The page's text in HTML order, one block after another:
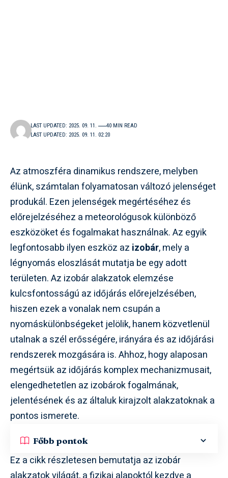
LAST UPDATED: 2025. 09. 11. 02:20
LAST UPDATED: 2025. 09. 11. 40 MIN READ
Az atmoszféra dinamikus rendszere, melyben
élünk, számtalan folyamatosan változó jelenséget
produkál. Ezen jelenségek megértéséhez és
előrejelzéséhez a meteorológusok különböző
eszközöket és fogalmakat használnak. Az egyik
legfontosabb ilyen eszköz az izobár, mely a
légnyomás eloszlását mutatja be egy adott
területen. Az izobár alakzatok elemzése
kulcsfontosságú az időjárás előrejelzésében,
hiszen ezek a vonalak nem csupán a
nyomáskülönbségeket jelölik, hanem közvetlenül
utalnak a szél erősségére, irányára és az időjárási
rendszerek mozgására is. Ahhoz, hogy alaposan
megértsük az időjárás komplex mechanizmusait,
elengedhetetlen az izobárok fogalmának,
jelentésének és az általuk kirajzolt alakzatoknak a
pontos ismerete.
Főbb pontok
Ez a cikk részletesen bemutatja az izobár